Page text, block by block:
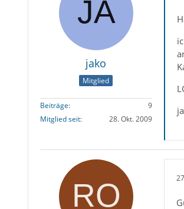
jako
Mitglied
Beiträge
9
Mitglied seit
28. Okt. 2009